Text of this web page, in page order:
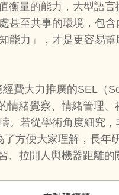
衡量的能力，大型語言
甚至共事的環境，包
能力」，才是更容易
費大力推廣的SEL（
情緒覺察、情緒管理、
。若從學術角度細究，
方便大家理解，長
拉開人與機器距離的